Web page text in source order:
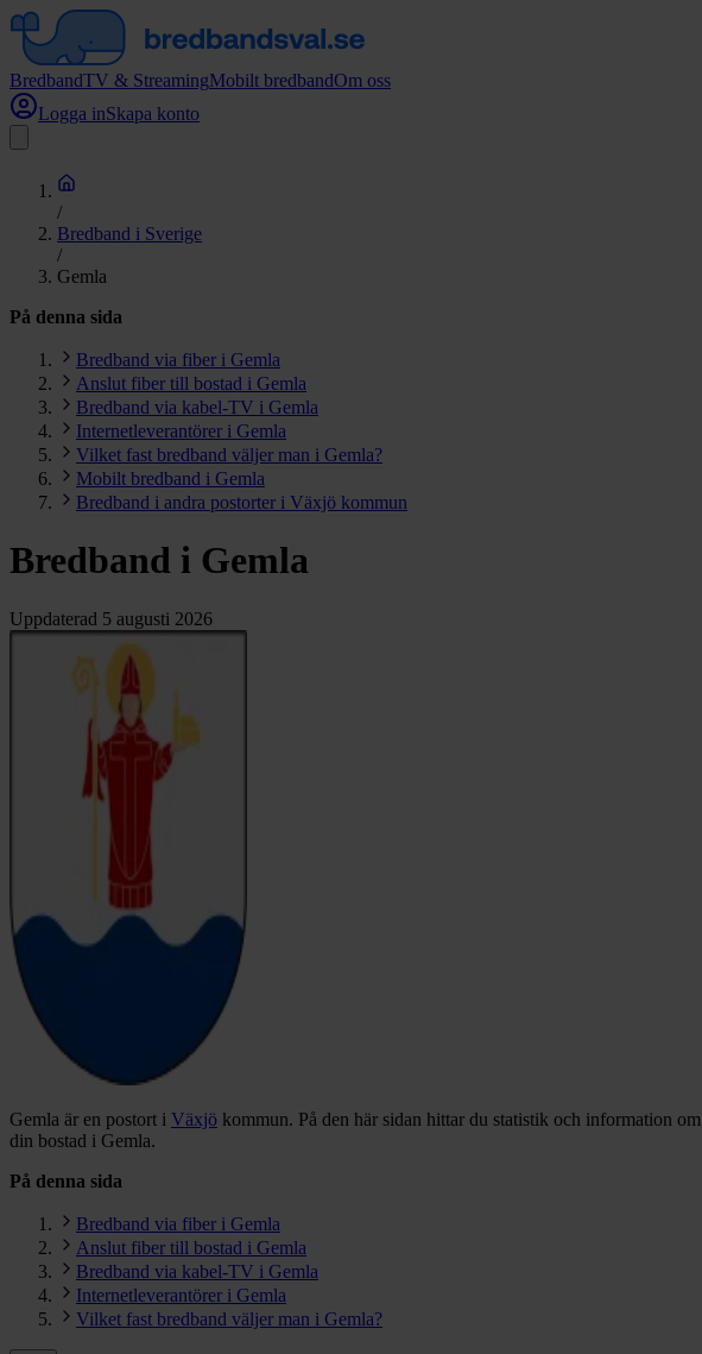
BredbandTV & StreamingMobilt bredbandOm oss
Logga inSkapa konto
/
Bredband i Sverige
/
Gemla
På denna sida
Bredband via fiber i Gemla
Anslut fiber till bostad i Gemla
Bredband via kabel-TV i Gemla
Internetleverantörer i Gemla
Vilket fast bredband väljer man i Gemla?
Mobilt bredband i Gemla
Bredband i andra postorter i Växjö kommun
Bredband i Gemla
Uppdaterad 5 augusti 2026
Gemla är en postort i Växjö kommun. På den här sidan hittar du statistik och information
din bostad i Gemla.
På denna sida
Bredband via fiber i Gemla
Anslut fiber till bostad i Gemla
Bredband via kabel-TV i Gemla
Internetleverantörer i Gemla
Vilket fast bredband väljer man i Gemla?